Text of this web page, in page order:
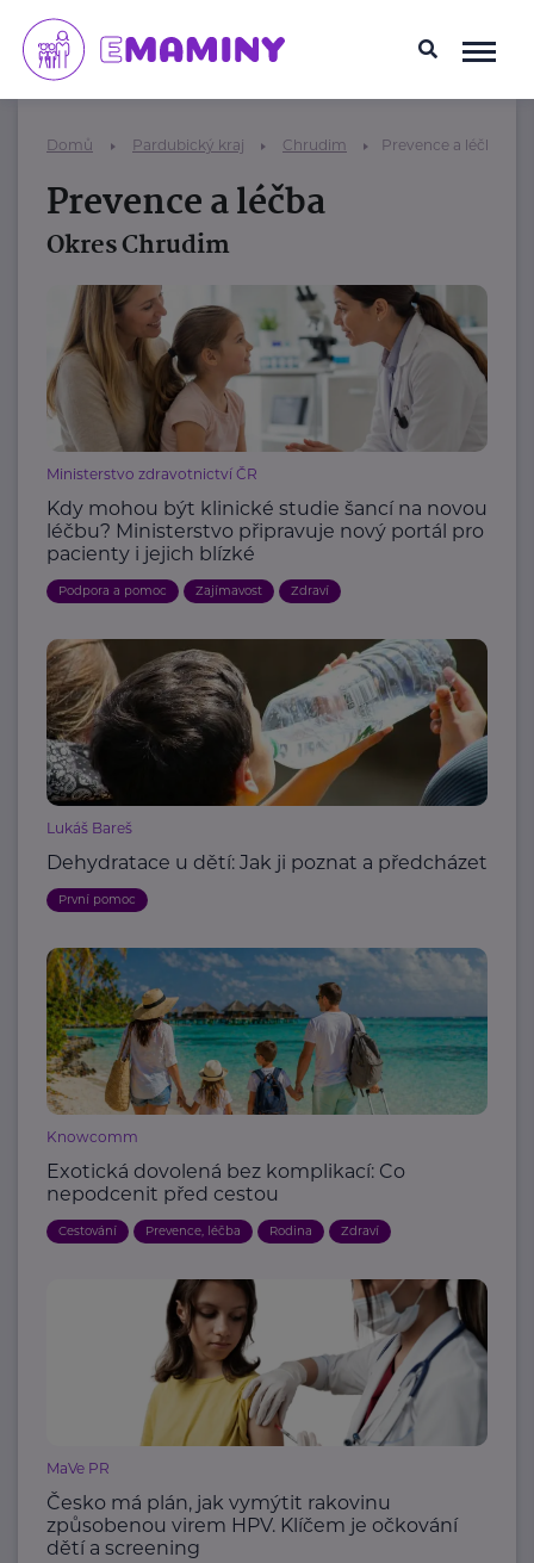
Domů Pardubický kraj Chrudim Prevence a léčba
Prevence a léčba
Okres Chrudim
Ministerstvo zdravotnictví ČR
Kdy mohou být klinické studie šancí na novou
léčbu? Ministerstvo připravuje nový portál pro
pacienty i jejich blízké
Podpora a pomoc Zajímavost Zdraví
Lukáš Bareš
Dehydratace u dětí: Jak ji poznat a předcházet
První pomoc
Knowcomm
Exotická dovolená bez komplikací: Co
nepodcenit před cestou
Cestování Prevence, léčba Rodina Zdraví
MaVe PR
Česko má plán, jak vymýtit rakovinu
způsobenou virem HPV. Klíčem je očkování
dětí a screening